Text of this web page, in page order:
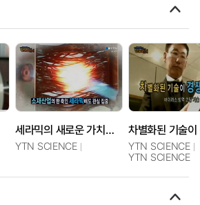
세라믹의 새로운 가치를 창조하다! - 한국세라믹기술원
YTN SCIENCE
YTN SCIENCE
YTN SCIENCE